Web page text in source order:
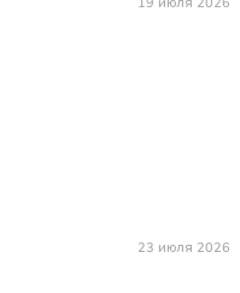
23 июля 2026